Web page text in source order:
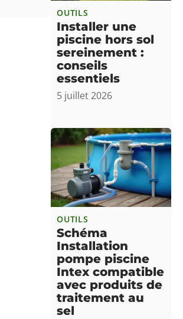
OUTILS
Installer une
piscine hors sol
sereinement :
conseils
essentiels
5 juillet 2026
OUTILS
Schéma
Installation
pompe piscine
Intex compatible
avec produits de
traitement au
sel